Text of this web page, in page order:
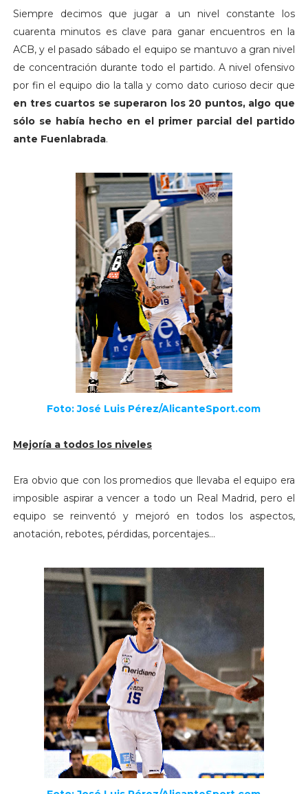
Siempre decimos que jugar a un nivel constante los
cuarenta minutos es clave para ganar encuentros en la
ACB, y el pasado sábado el equipo se mantuvo a gran nivel
de concentración durante todo el partido. A nivel ofensivo
por fin el equipo dio la talla y como dato curioso decir que
en tres cuartos se superaron los 20 puntos, algo que
sólo se había hecho en el primer parcial del partido
ante Fuenlabrada.
Foto: José Luis Pérez/AlicanteSport.com
Mejoría a todos los niveles
Era obvio que con los promedios que llevaba el equipo era
imposible aspirar a vencer a todo un Real Madrid, pero el
equipo se reinventó y mejoró en todos los aspectos,
anotación, rebotes, pérdidas, porcentajes...